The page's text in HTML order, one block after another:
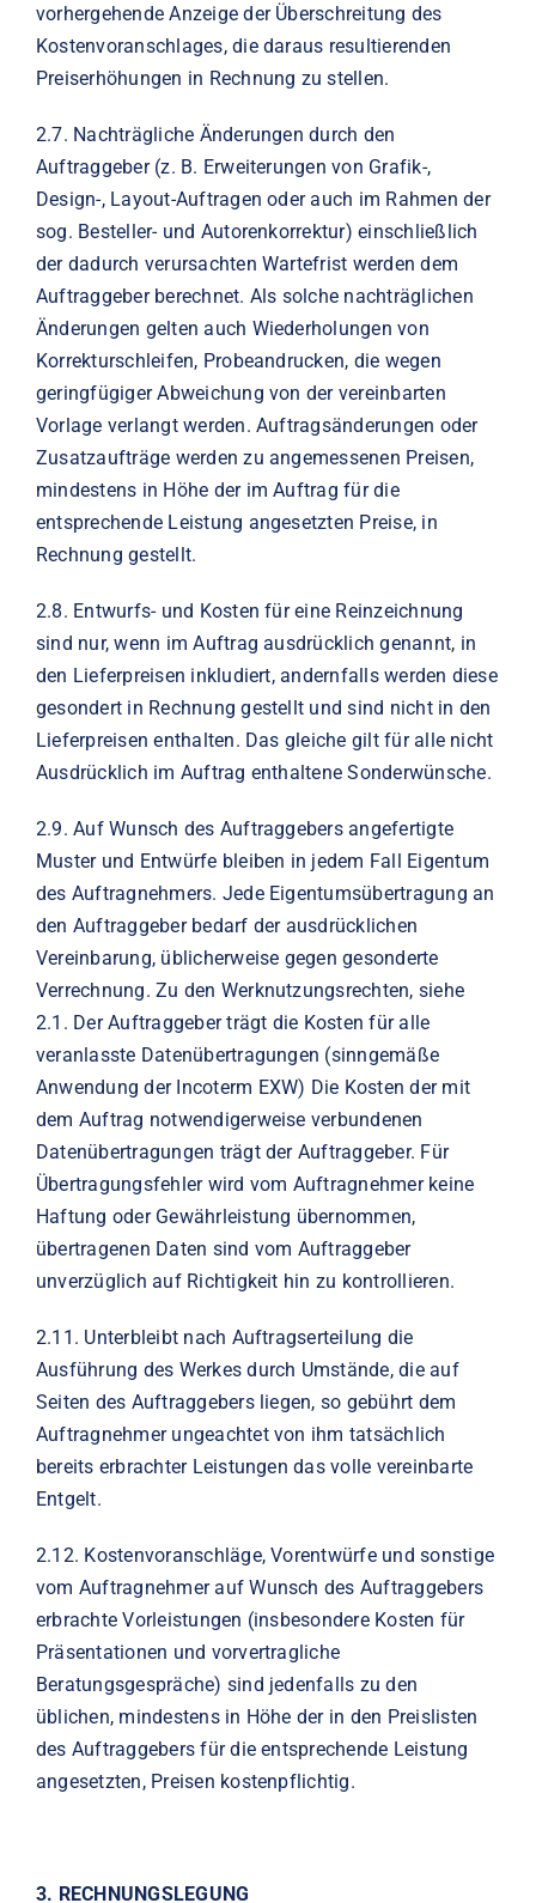
vorhergehende Anzeige der Überschreitung des
Kostenvoranschlages, die daraus resultierenden
Preiserhöhungen in Rechnung zu stellen.
2.7. Nachträgliche Änderungen durch den
Auftraggeber (z. B. Erweiterungen von Grafik-,
Design-, Layout-Auftragen oder auch im Rahmen der
sog. Besteller- und Autorenkorrektur) einschließlich
der dadurch verursachten Wartefrist werden dem
Auftraggeber berechnet. Als solche nachträglichen
Änderungen gelten auch Wiederholungen von
Korrekturschleifen, Probeandrucken, die wegen
geringfügiger Abweichung von der vereinbarten
Vorlage verlangt werden. Auftragsänderungen oder
Zusatzaufträge werden zu angemessenen Preisen,
mindestens in Höhe der im Auftrag für die
entsprechende Leistung angesetzten Preise, in
Rechnung gestellt.
2.8. Entwurfs- und Kosten für eine Reinzeichnung
sind nur, wenn im Auftrag ausdrücklich genannt, in
den Lieferpreisen inkludiert, andernfalls werden diese
gesondert in Rechnung gestellt und sind nicht in den
Lieferpreisen enthalten. Das gleiche gilt für alle nicht
Ausdrücklich im Auftrag enthaltene Sonderwünsche.
2.9.Auf Wunsch des Auftraggebers angefertigte
Muster und Entwürfe bleiben in jedem Fall Eigentum
des Auftragnehmers. Jede Eigentumsübertragung an
den Auftraggeber bedarf der ausdrücklichen
Vereinbarung, üblicherweise gegen gesonderte
Verrechnung. Zu den Werknutzungsrechten, siehe
2.1. Der Auftraggeber trägt die Kosten für alle
veranlasste Datenübertragungen (sinngemäße
Anwendung der Incoterm EXW) Die Kosten der mit
dem Auftrag notwendigerweise verbundenen
Datenübertragungen trägt der Auftraggeber. Für
Übertragungsfehler wird vom Auftragnehmer keine
Haftung oder Gewährleistung übernommen,
übertragenen Daten sind vom Auftraggeber
unverzüglich auf Richtigkeit hin zu kontrollieren.
2.11. Unterbleibt nach Auftragserteilung die
Ausführung des Werkes durch Umstände, die auf
Seiten des Auftraggebers liegen, so gebührt dem
Auftragnehmer ungeachtet von ihm tatsächlich
bereits erbrachter Leistungen das volle vereinbarte
Entgelt.
2.12. Kostenvoranschläge, Vorentwürfe und sonstige
vom Auftragnehmer auf Wunsch des Auftraggebers
erbrachte Vorleistungen (insbesondere Kosten für
Präsentationen und vorvertragliche
Beratungsgespräche) sind jedenfalls zu den
üblichen, mindestens in Höhe der in den Preislisten
des Auftraggebers für die entsprechende Leistung
angesetzten, Preisen kostenpflichtig.
3. RECHNUNGSLEGUNG